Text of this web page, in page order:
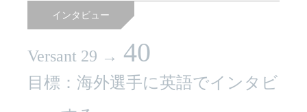
インタビュー
Versant 29 → 40
目標：海外選手に英語でインタビ